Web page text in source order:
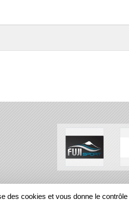
des cookies et vous donne le